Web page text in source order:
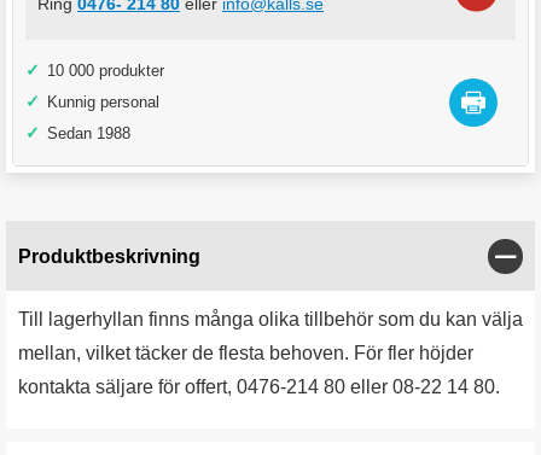
✓ 10 000 produkter
✓ Kunnig personal
✓ Sedan 1988
Produktbeskrivning
Till lagerhyllan finns många olika tillbehör som du kan välja
mellan, vilket täcker de flesta behoven. För fler höjder
kontakta säljare för offert, 0476-214 80 eller 08-22 14 80.